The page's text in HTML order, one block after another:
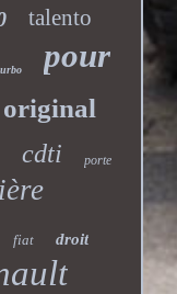
talento
pour
original
cdti porte
fiat droit